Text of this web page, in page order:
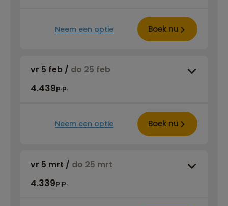
Neem een optie Boek nu
vr 5 feb / do 25 feb
4.439p.p.
Neem een optie Boek nu
vr 5 mrt / do 25 mrt
4.339p.p.